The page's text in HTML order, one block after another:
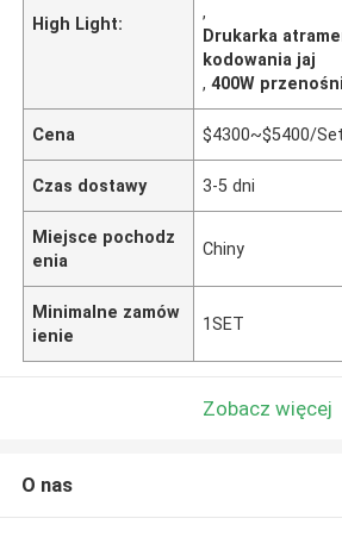
High Light:
,
Drukarka
kodowania jaj
,400W
Cena $4300~$5400/Set
Czas dostawy 3-5 dni
Miejsce pochodz
enia
Chiny
Minimalne zamów
ienie
1SET
Zobacz więcej
O nas